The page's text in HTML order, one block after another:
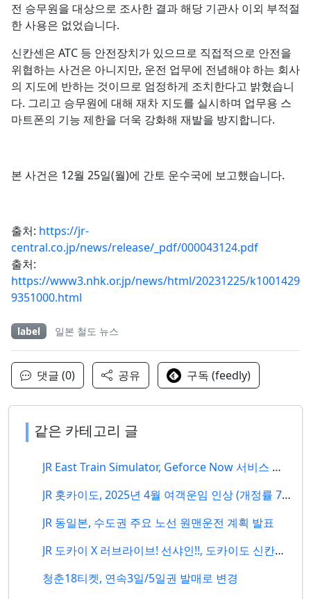
전 승무원을 대상으로 조사한 결과 해당 기관사 이외 부적절
한 사용은 없었습니다.
신칸센은 ATC 등 안전장치가 있으므로 직접적으로 안전을
위협하는 사건은 아니지만, 운전 업무에 전념해야 하는 회사
의 지도에 반하는 것이므로 엄정하게 조치한다고 밝혔습니
다. 그리고 승무원에 대해 재차 지도를 실시하며 업무용 스
마트폰의 기능 제한을 더욱 강화해 재발을 방지합니다.
본 사건은 12월 25일(월)에 간토 운수국에 보고했습니다.
출처: https://jr-
central.co.jp/news/release/_pdf/000043124.pdf
출처:
https://www3.nhk.or.jp/news/html/20231225/k1001429
9351000.html
label 일본 철도 뉴스
댓글 (0) 공유 구독 (feedly)
같은 카테고리 글
JR East Train Simulator, Geforce Now 서비스 개시
JR 홋카이도, 2025년 4월 여객운임 인상 (개정률 7.6%)
JR 동일본, 수도권 주요 노선 원맨운전 계획 발표
JR 도카이 X 러브라이브! 선샤인!!, 도카이도 신칸센 60주년 기념 콜라보 개최
청춘18티켓, 연속3일/5일권 발매로 변경